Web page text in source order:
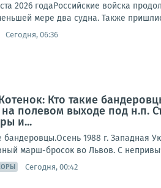
2026 годаРоссийские войска
мере два судна. Также
Сегодня, 06:36
Кто такие
полевом выходе под н.п.
и...
бандеровцы.Осень 1988 г. Западная
марш-бросок во Львов. С
Сегодня, 00:42